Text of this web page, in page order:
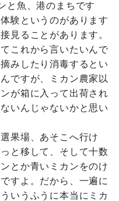
魚、港のまちです
験というのがあります
見ることがあります。
これから言いたいんで
みしたり消毒するとい
ですが、ミカン農家以
が箱に入って出荷され
いんじゃないかと思い
果場、あそこへ行け
と移して、そして十数
とか青いミカンをのけ
すよ。だから、一遍に
いうふうに本当にミカ